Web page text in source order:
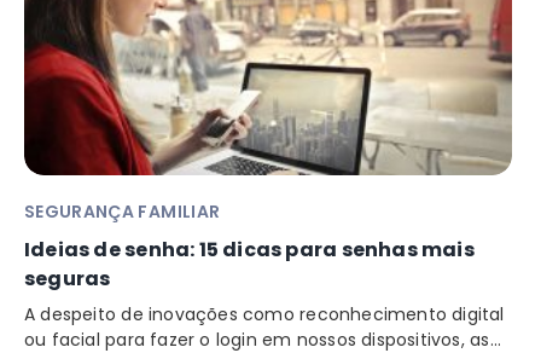
SEGURANÇA FAMILIAR
Ideias de senha: 15 dicas para senhas mais
seguras
A despeito de inovações como reconhecimento digital
ou facial para fazer o login em nossos dispositivos, as...